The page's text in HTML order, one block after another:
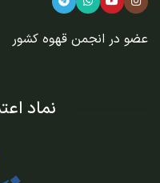
عضو در انجمن قهوه کشور
نماد